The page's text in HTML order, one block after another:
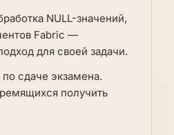
NULL-значений,
Fabric —
для своей задачи.
сдаче экзамена.
получить